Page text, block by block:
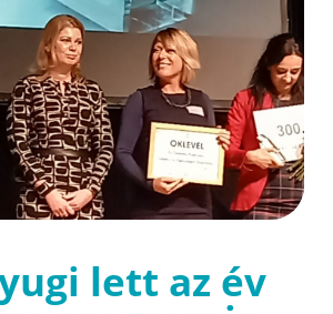
lett az év